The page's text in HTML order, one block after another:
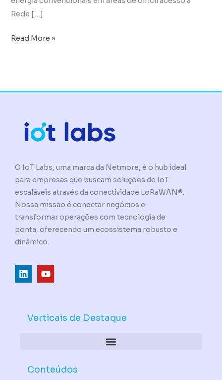
Rede […]
Read More »
O IoT Labs, uma marca da Netmore, é o hub ideal
para empresas que buscam soluções de IoT
escaláveis através da conectividade LoRaWAN®.
Nossa missão é conectar negócios e
transformar operações com tecnologia de
ponta, oferecendo um ecossistema robusto e
dinâmico.
L
i
d
Y
o
b
Verticais de Destaque
Conteúdos